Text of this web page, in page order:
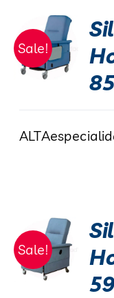
Sale!
85
Sale!
59